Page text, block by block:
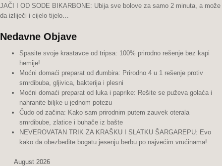
JAČI I OD SODE BIKARBONE: Ubija sve bolove za samo 2 minuta, a može
da izliječi i cijelo tijelo…
Nedavne Objave
Spasite svoje krastavce od tripsa: 100% prirodno rešenje bez kapi
hemije!
Moćni domaći preparat od đumbira: Prirodno 4 u 1 rešenje protiv
smrdibuba, gljivica, bakterija i plesni
Moćni domaći preparat od luka i paprike: Rešite se puževa golaća i
nahranite biljke u jednom potezu
Čudo od začina: Kako sam prirodnim putem zauvek oterala
smrdibube, zlatice i buhače iz bašte
NEVEROVATAN TRIK ZA KRAŠKU I SLATKU ŠARGAREPU: Evo
kako da obezbedite bogatu jesenju berbu po najvećim vrućinama!
August 2026